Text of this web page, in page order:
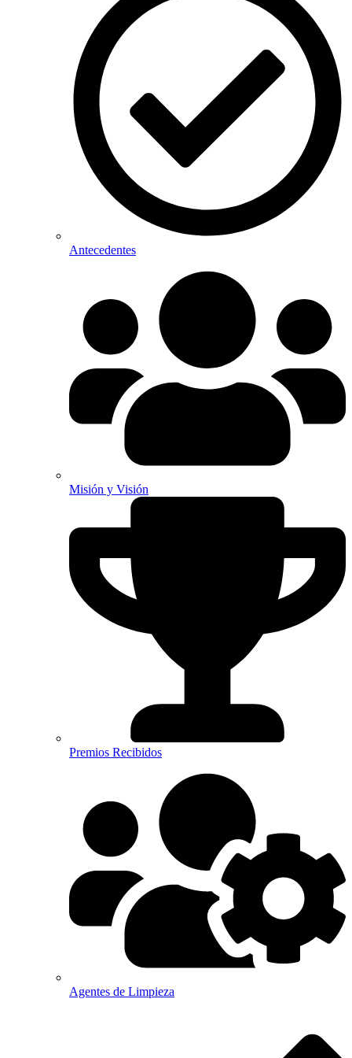
Antecedentes
Misión y Visión
Premios Recibidos
Agentes de Limpieza